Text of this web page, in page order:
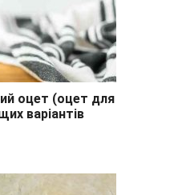
оцет (оцет для
варіантів